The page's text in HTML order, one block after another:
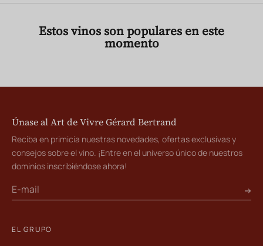
Estos vinos son populares en este
momento
Únase al Art de Vivre Gérard Bertrand
Reciba en primicia nuestras novedades, ofertas exclusivas y
consejos sobre el vino. ¡Entre en el universo único de nuestros
dominios inscribiéndose ahora!
EL GRUPO